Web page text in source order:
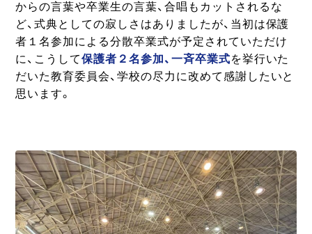
からの言葉や卒業生の言葉、合唱もカットされるな
ど、式典としての寂しさはありましたが、当初は保護
者１名参加による分散卒業式が予定されていただけ
に、こうして保護者２名参加、一斉卒業式を挙行いた
だいた教育委員会、学校の尽力に改めて感謝したいと
思います。